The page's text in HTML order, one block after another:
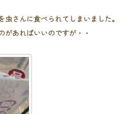
虫さんに食べられてしまいました。
があればいいのですが・・